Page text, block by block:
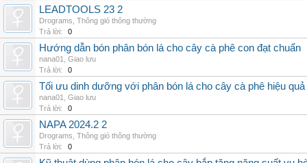
LEADTOOLS 23 2
Drograms Thông gió thông thường
Trả lời:
0
Hướng dẫn bón phân bón lá cho cây cà phê con đạt chuẩn
nana01
Giao lưu
Trả lời:
0
Tối ưu dinh dưỡng với phân bón lá cho cây cà phê hiệu quả
nana01
Giao lưu
Trả lời:
0
NAPA 2024.2 2
Drograms Thông gió thông thường
Trả lời:
0